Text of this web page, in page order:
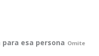
para esa persona Omite